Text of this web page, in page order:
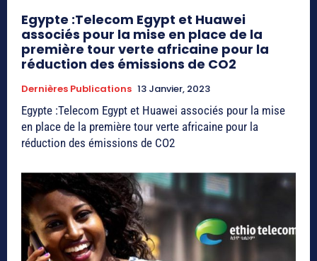
Egypte :Telecom Egypt et Huawei
associés pour la mise en place de la
première tour verte africaine pour la
réduction des émissions de CO2
Dernières Publications 13 Janvier, 2023
Egypte :Telecom Egypt et Huawei associés pour la mise
en place de la première tour verte africaine pour la
réduction des émissions de CO2